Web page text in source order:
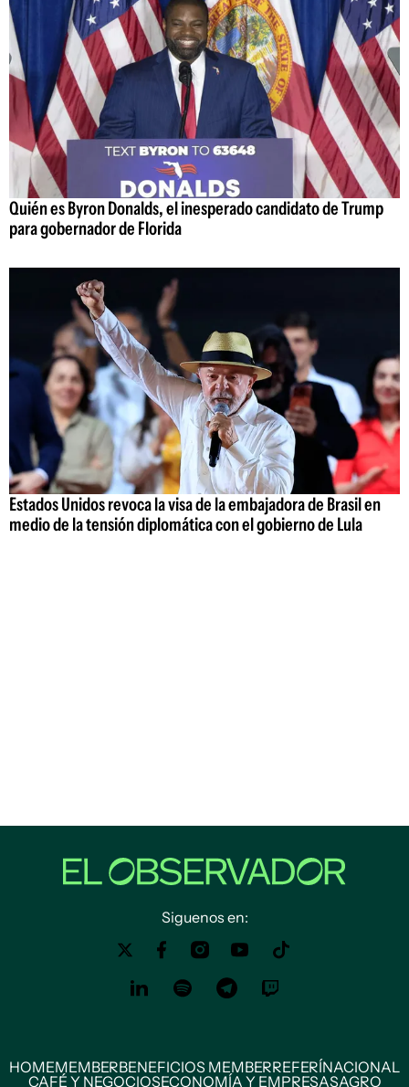
Quién es Byron Donalds, el inesperado candidato de Trump
para gobernador de Florida
Estados Unidos revoca la visa de la embajadora de Brasil en
medio de la tensión diplomática con el gobierno de Lula
Siguenos en:
HOMEMEMBERBENEFICIOS MEMBERREFERÍNACIONAL
CAFÉ Y NEGOCIOSECONOMÍA Y EMPRESASAGRO